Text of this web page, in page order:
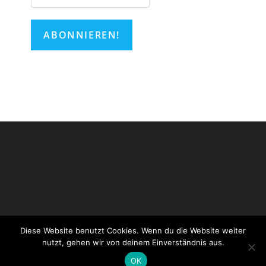
Impressum Datenschutzerklärung
Login CityChurch
Login WordPress
Diese Website benutzt Cookies. Wenn du die Website weiter
nutzt, gehen wir von deinem Einverständnis aus.
OK